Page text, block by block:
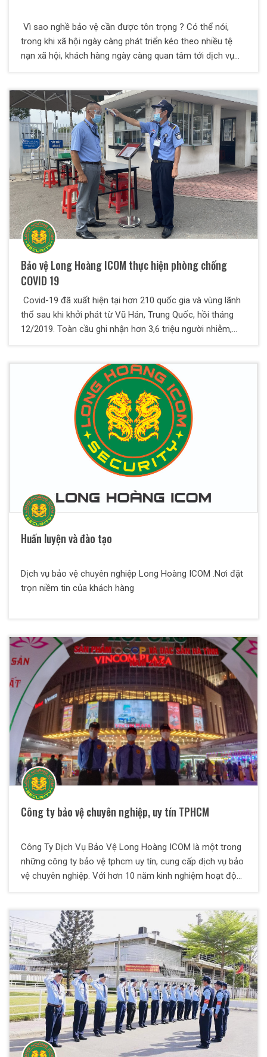
Vì sao nghề bảo vệ cần được tôn trọng ? Có thể nói,
trong khi xã hội ngày càng phát triển kéo theo nhiều tệ
nạn xã hội, khách hàng ngày càng quan tâm tới dịch vụ
người trong nghề nản lòng và thiếu sự gắn bó.
Bảo vệ Long Hoàng ICOM thực hiện phòng chống
COVID 19
Covid-19 đã xuất hiện tại hơn 210 quốc gia và vùng lãnh
thổ sau khi khởi phát từ Vũ Hán, Trung Quốc, hồi tháng
12/2019. Toàn cầu ghi nhận hơn 3,6 triệu người nhiễm,
của Thủ tướng Chính phủ về các biện pháp cấp bách
phòng, chống dịch bệnh Covid-19; Bảo vệ Long Hoàng
ICOM tổ chức thực hiện các biện pháp phòng, chống dịch
nghiêm ngặt tại tác mục tiêu bảo vệ.
Huấn luyện và đào tạo
Dịch vụ bảo vệ chuyên nghiệp Long Hoàng ICOM .Nơi đặt
trọn niềm tin của khách hàng
Công ty bảo vệ chuyên nghiệp, uy tín TPHCM
Công Ty Dịch Vụ Bảo Vệ Long Hoàng ICOM là một trong
những công ty bảo vệ tphcm uy tín, cung cấp dịch vụ bảo
vệ chuyên nghiệp. Với hơn 10 năm kinh nghiệm hoạt động
khách hàng khó tính nhất.